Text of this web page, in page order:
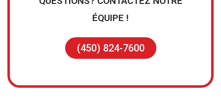
ÉQUIPE !
(450) 824-7600